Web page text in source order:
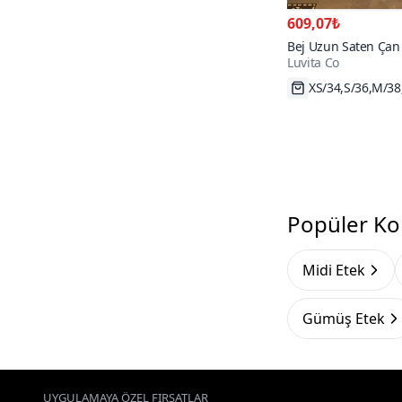
609,07₺
Bej Uzun Saten
Luvita Co
XS/34,S/36,M/
Popüler
Midi Etek
Gümüş Etek
UYGULAMAYA ÖZEL FIRSATLAR